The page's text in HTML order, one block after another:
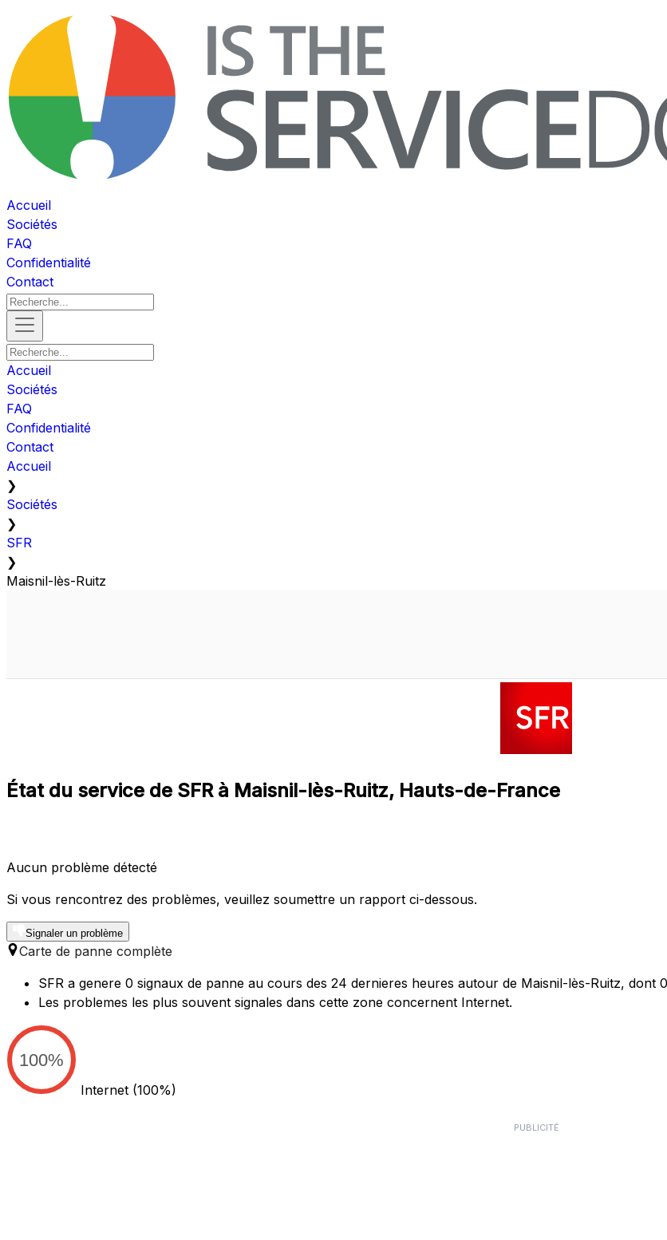
Accueil
Sociétés
FAQ
Confidentialité
Contact
Accueil
Sociétés
FAQ
Confidentialité
Contact
Accueil
❯
Sociétés
❯
SFR
❯
Maisnil-lès-Ruitz
État du service de SFR à Maisnil-lès-Ruitz, Hauts-de-France
Aucun problème détecté
Si vous rencontrez des problèmes, veuillez soumettre un rapport ci-dessous.
Signaler un problème
Carte de panne complète
SFR a genere 0 signaux de panne au cours des 24 dernieres heures autour de Maisnil-lès-Ruitz, dont
Les problemes les plus souvent signales dans cette zone concernent Internet.
100%
Internet (100%)
PUBLICITÉ